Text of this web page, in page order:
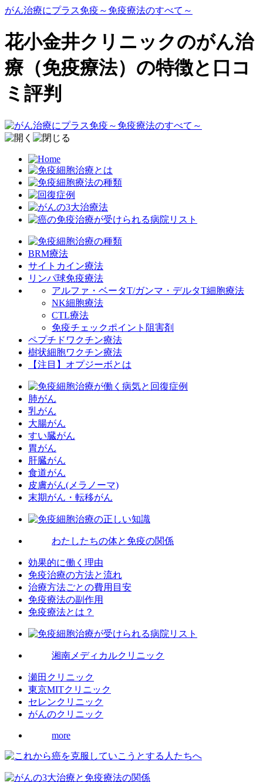
がん治療にプラス免疫～免疫療法のすべて～
花小金井クリニックのがん治
療（免疫療法）の特徴と口コ
ミ評判
BRM療法
サイトカイン療法
リンパ球免疫療法
アルファ・ベータT/ガンマ・デルタT細胞療法
NK細胞療法
CTL療法
免疫チェックポイント阻害剤
ペプチドワクチン療法
樹状細胞ワクチン療法
【注目】オプジーボとは
肺がん
乳がん
大腸がん
すい臓がん
胃がん
肝臓がん
食道がん
皮膚がん(メラノーマ)
末期がん・転移がん
わたしたちの体と免疫の関係
効果的に働く理由
免疫治療の方法と流れ
治療方法ごとの費用目安
免疫療法の副作用
免疫療法とは？
湘南メディカルクリニック
瀬田クリニック
東京MITクリニック
セレンクリニック
がんのクリニック
more